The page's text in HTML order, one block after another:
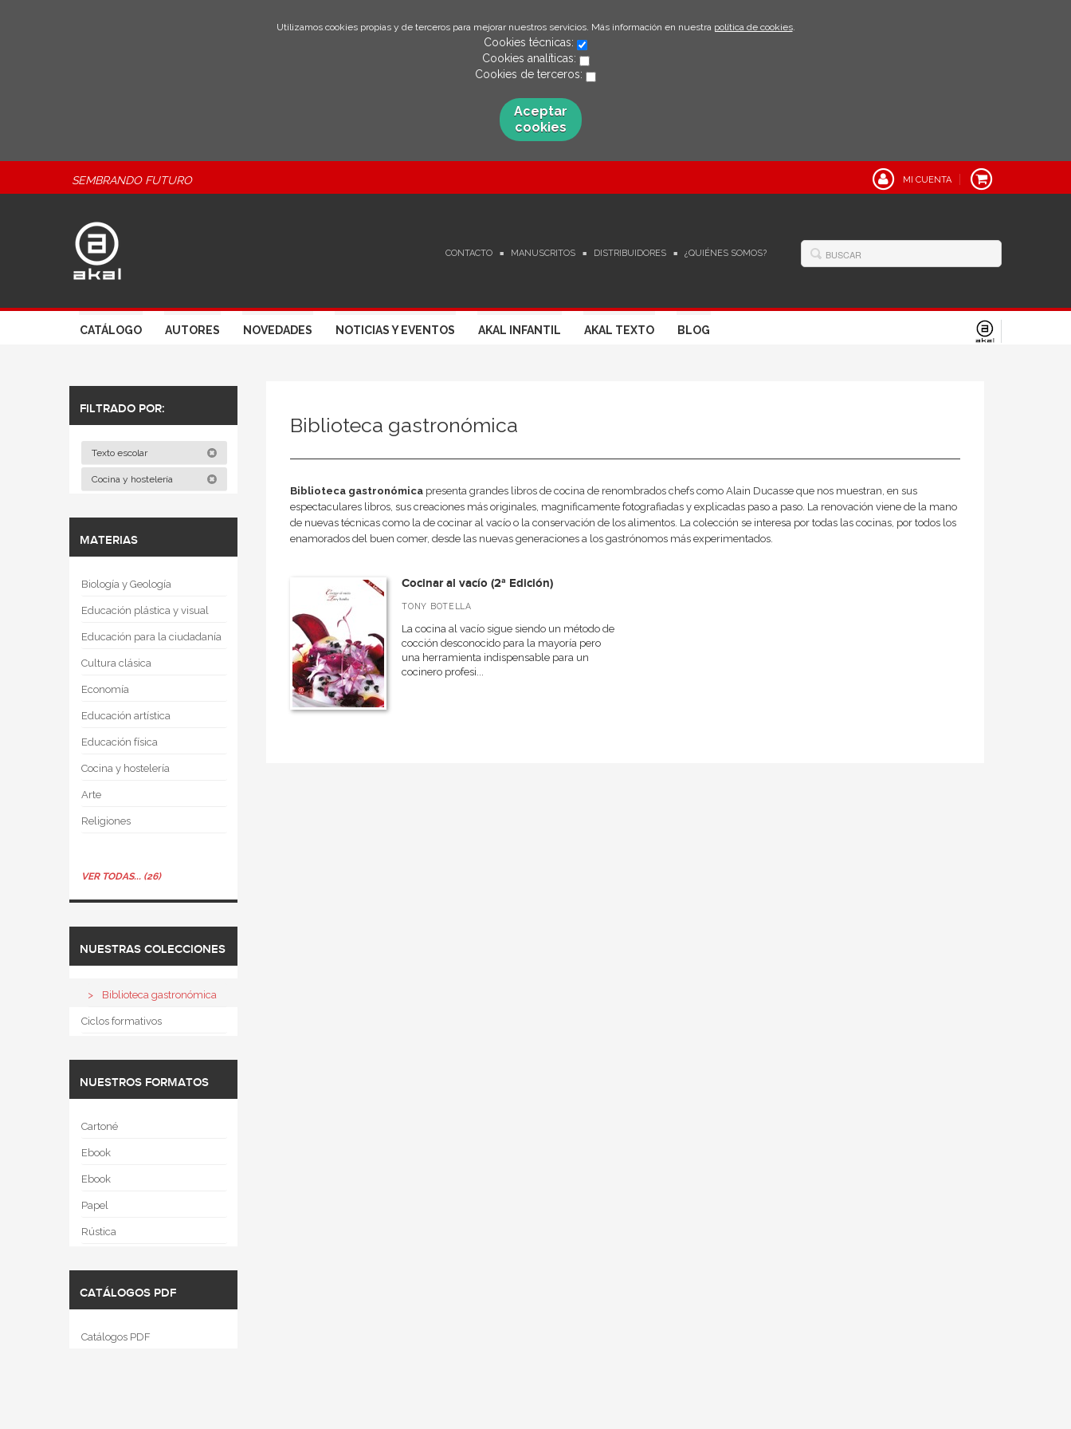
Utilizamos cookies propias y de terceros para mejorar nuestros servicios. Más información en nuestra política de cookies.
Cookies técnicas:
Cookies analíticas:
Cookies de terceros:
Aceptar
cookies
SEMBRANDO FUTURO MI CUENTA
CONTACTO MANUSCRITOS DISTRIBUIDORES ¿QUIÉNES SOMOS?
CATÁLOGO AUTORES NOVEDADES NOTICIAS Y EVENTOS AKAL INFANTIL AKAL TEXTO BLOG
FILTRADO POR:
Texto escolar
Cocina y hostelería
MATERIAS
Biología y Geología
Educación plástica y visual
Educación para la ciudadanía
Cultura clásica
Economía
Educación artística
Educación física
Cocina y hostelería
Arte
Religiones
VER TODAS... (26)
NUESTRAS COLECCIONES
Biblioteca gastronómica
Ciclos formativos
NUESTROS FORMATOS
Cartoné
Ebook
Ebook
Papel
Rústica
CATÁLOGOS PDF
Catálogos PDF
Biblioteca gastronómica
Biblioteca gastronómica presenta grandes libros de cocina de renombrados chefs como Alain Ducasse que nos muestran, en sus
espectaculares libros, sus creaciones más originales, magnificamente fotografiadas y explicadas paso a paso. La renovación viene de la mano
de nuevas técnicas como la de cocinar al vacío o la conservación de los alimentos. La colección se interesa por todas las cocinas, por todos los
enamorados del buen comer, desde las nuevas generaciones a los gastrónomos más experimentados.
Cocinar al vacío (2ª Edición)
TONY BOTELLA
La cocina al vacío sigue siendo un método de
cocción desconocido para la mayoría pero
una herramienta indispensable para un
cocinero profesi...